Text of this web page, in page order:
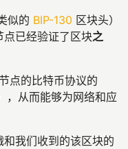
似的 BIP-130 区块头）
点已经验证了区块之
点的比特币协议的
，从而能够为网络和应
我们收到的该区块的